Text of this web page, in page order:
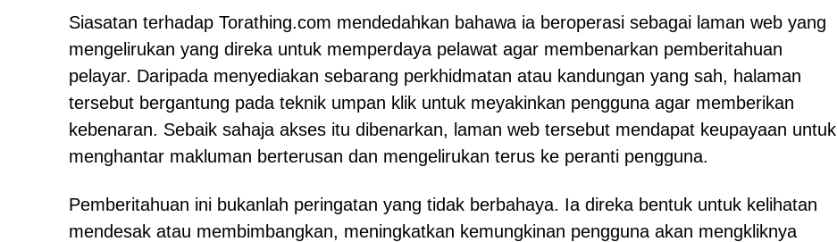
Siasatan terhadap Torathing.com mendedahkan bahawa ia beroperasi sebagai laman web yang
mengelirukan yang direka untuk memperdaya pelawat agar membenarkan pemberitahuan
pelayar. Daripada menyediakan sebarang perkhidmatan atau kandungan yang sah, halaman
tersebut bergantung pada teknik umpan klik untuk meyakinkan pengguna agar memberikan
kebenaran. Sebaik sahaja akses itu dibenarkan, laman web tersebut mendapat keupayaan untuk
menghantar makluman berterusan dan mengelirukan terus ke peranti pengguna.
Pemberitahuan ini bukanlah peringatan yang tidak berbahaya. Ia direka bentuk untuk kelihatan
mendesak atau membimbangkan, meningkatkan kemungkinan pengguna akan mengkliknya